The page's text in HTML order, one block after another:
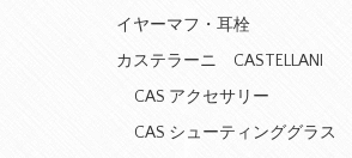
イヤーマフ・耳栓
カステラーニ CASTELLANI
CAS アクセサリー
CAS シューティンググラス